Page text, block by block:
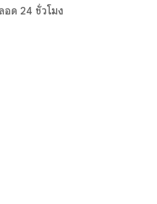
ด 24 ชั่วโมง